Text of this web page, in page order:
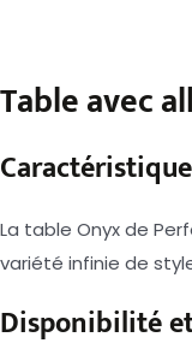
Table avec
La table Onyx de
variété infinie de
Disponibilité